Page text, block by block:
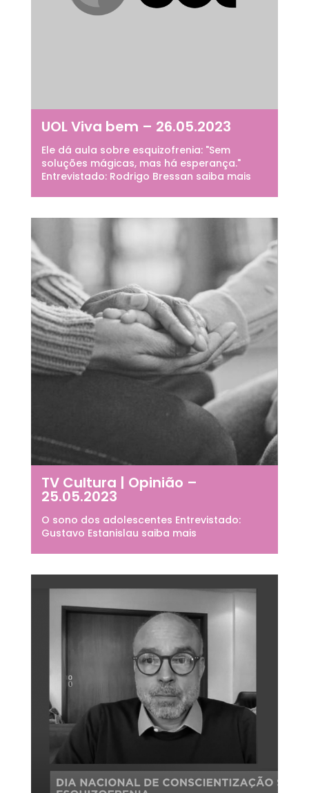
UOL Viva bem – 26.05.2023
Ele dá aula sobre esquizofrenia: "Sem
soluções mágicas, mas há esperança."
Entrevistado: Rodrigo Bressan saiba mais
TV Cultura | Opinião –
25.05.2023
O sono dos adolescentes Entrevistado:
Gustavo Estanislau saiba mais